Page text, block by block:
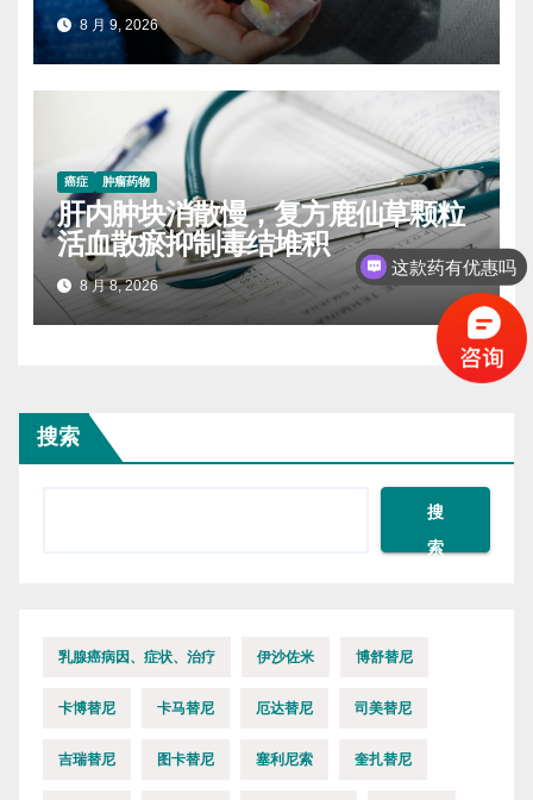
8 月 9, 2026
癌症 肿瘤药物
肝内肿块消散慢，复方鹿仙草颗粒
活血散瘀抑制毒结堆积
8 月 8, 2026
搜索
搜
索
乳腺癌病因、症状、治疗 伊沙佐米 博舒替尼
卡博替尼 卡马替尼 厄达替尼 司美替尼
吉瑞替尼 图卡替尼 塞利尼索 奎扎替尼
这款药有优惠吗